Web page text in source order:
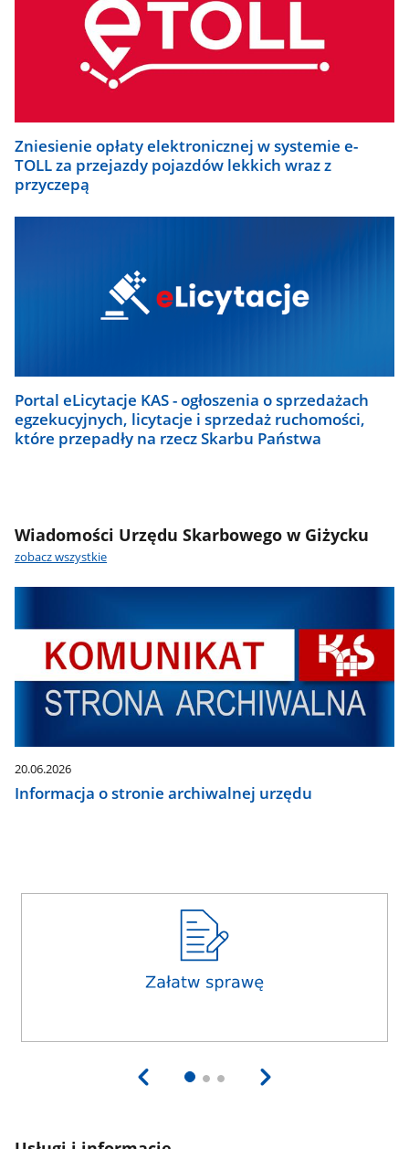
Zniesienie opłaty elektronicznej w systemie e-
TOLL za przejazdy pojazdów lekkich wraz z
przyczepą
Portal eLicytacje KAS - ogłoszenia o sprzedażach
egzekucyjnych, licytacje i sprzedaż ruchomości,
które przepadły na rzecz Skarbu Państwa
Wiadomości Urzędu Skarbowego w Giżycku
zobacz wszystkie
20.06.2026
Informacja o stronie archiwalnej urzędu